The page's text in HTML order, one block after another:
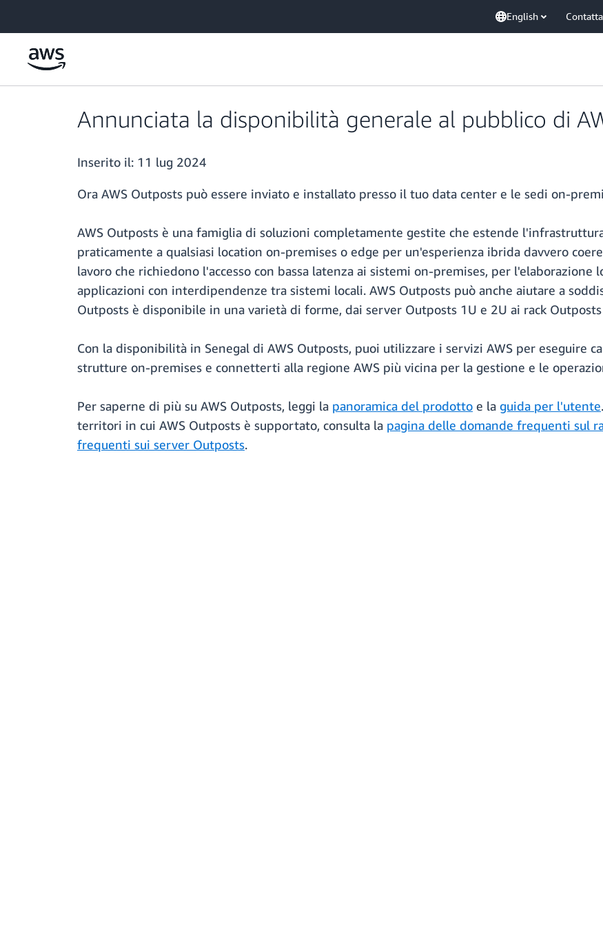
English
Annunciata la disponibilità generale al pubblico di
Inserito il: 11 lug 2024
Ora AWS Outposts può essere inviato e installato presso il tuo data center e le sedi on-
AWS Outposts è una famiglia di soluzioni completamente gestite che estende
praticamente a qualsiasi location on-premises o edge per un'esperienza ibrida davvero
lavoro che richiedono l'accesso con bassa latenza ai sistemi on-premises, per
applicazioni con interdipendenze tra sistemi locali. AWS Outposts può anche aiutare a
Outposts è disponibile in una varietà di forme, dai server Outposts 1U e 2U ai rack
Con la disponibilità in Senegal di AWS Outposts, puoi utilizzare i servizi AWS per eseguire
strutture on-premises e connetterti alla regione AWS più vicina per la gestione e le
Per saperne di più su AWS Outposts, leggi la panoramica del prodotto e la guida per l'utente
territori in cui AWS Outposts è supportato, consulta la pagina delle domande frequenti sul
frequenti sui server Outposts.